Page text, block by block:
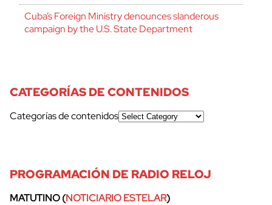
Cuba’s Foreign Ministry denounces slanderous
campaign by the U.S. State Department
CATEGORÍAS DE CONTENIDOS
Categorías de contenidos
PROGRAMACIÓN DE RADIO RELOJ
MATUTINO (NOTICIARIO ESTELAR)